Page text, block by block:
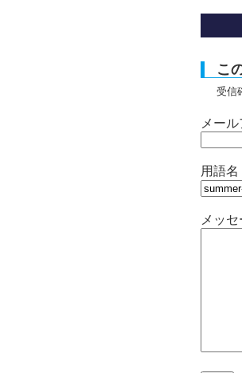
こ
受信
メー
用語名
メッ